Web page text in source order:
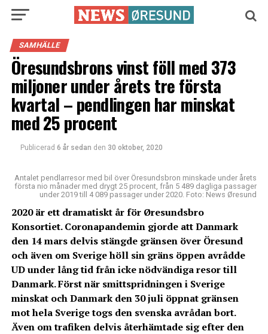
SAMHÄLLE
Öresundsbrons vinst föll med 373
miljoner under årets tre första
kvartal – pendlingen har minskat
med 25 procent
Publicerad 6 år sedan den 30 oktober, 2020
Antalet pendlarresor med bil över Öresundsbron minskade under årets
första nio månader med drygt 25 procent, från 5 489 dagliga passager
under 2019 till 4 089 passager under 2020. Foto: News Øresund
2020 är ett dramatiskt år för Øresundsbro
Konsortiet. Coronapandemin gjorde att Danmark
den 14 mars delvis stängde gränsen över Öresund
och även om Sverige höll sin gräns öppen avrådde
UD under lång tid från icke nödvändiga resor till
Danmark. Först när smittspridningen i Sverige
minskat och Danmark den 30 juli öppnat gränsen
mot hela Sverige togs den svenska avrådan bort.
Även om trafiken delvis återhämtade sig efter den